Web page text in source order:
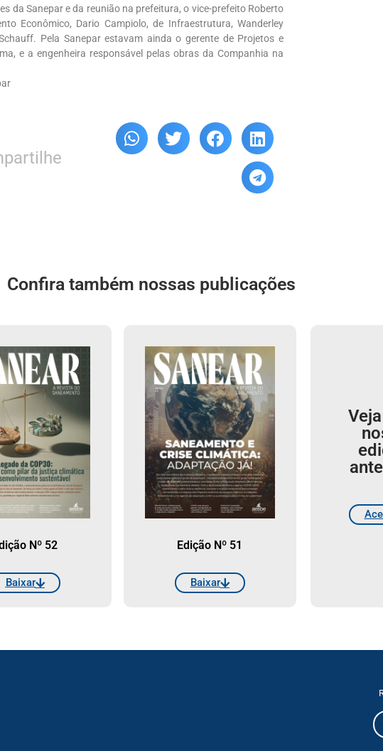
da Sanepar e da reunião na prefeitura, o vice-prefeito Roberto
Econômico, Dario Campiolo, de Infraestrutura, Wanderley
Pela Sanepar estavam ainda o gerente de Projetos e
e a engenheira responsável pelas obras da Companhia na
Confira também nossas publicações
Nº 52
Baixar
Edição Nº 51
Baixar